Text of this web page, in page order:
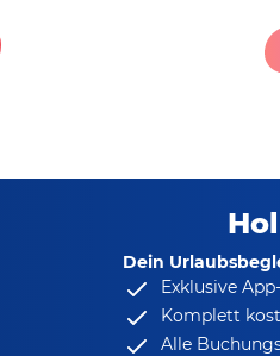
Dein
Exklusive
Komplett
Alle